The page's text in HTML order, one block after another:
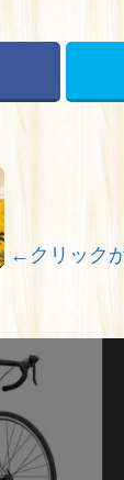
←クリック